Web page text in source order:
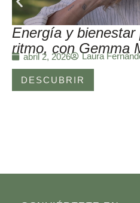
Energía y bienestar
ritmo, con Gemma
abril 2, 2026 Laura
DESCUBRIR